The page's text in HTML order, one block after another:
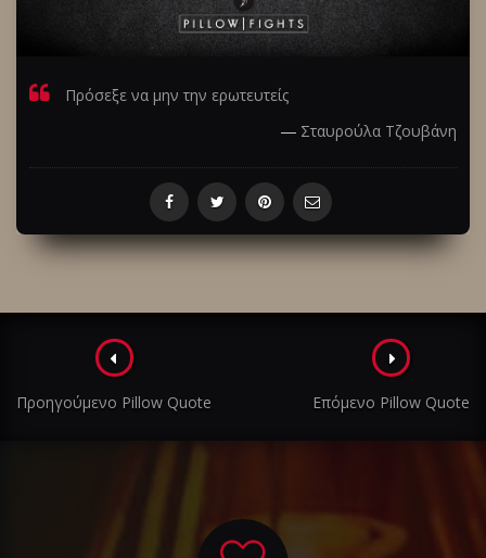
Πρόσεξε να μην την ερωτευτείς
― Σταυρούλα Τζουβάνη
Πλοήγηση
στα
άρθρα
Προηγούμενο Pillow Quote Επόμενο Pillow Quote